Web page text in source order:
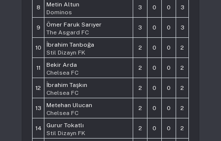
8
Metin Altun
Dominos
3 0 0 3
9
Ömer Faruk Sarıyer
The Asgard FC
3 0 0 3
10
İbrahim Tanboğa
Stil Dizayn FK
2 0 0 2
11
Bekir Arda
Chelsea FC
2 0 0 2
12
İbrahim Taşkın
Chelsea FC
2 0 0 2
13
Metehan Ulucan
Chelsea FC
2 0 0 2
14
Gurur Tokatlı
Stil Dizayn FK
2 0 0 2